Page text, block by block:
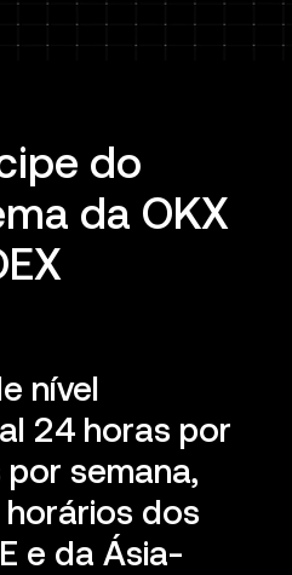
do
da OKX
nível
24 horas por
por semana,
dos
e da Ásia-